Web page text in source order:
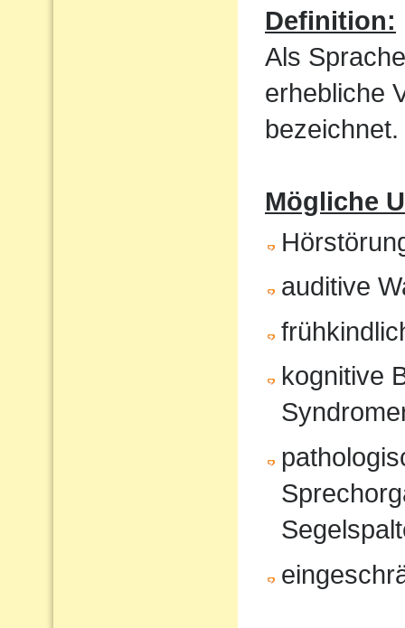
Definition:
Als
erhebliche
bezeichnet.
Mögliche
auditive
kognitive